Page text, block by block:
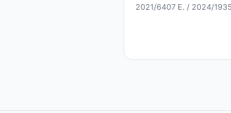
2021/6407 E. / 2024/1935